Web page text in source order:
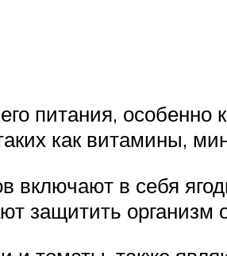
питания, особенно
как витамины,
в себя
защитить организм